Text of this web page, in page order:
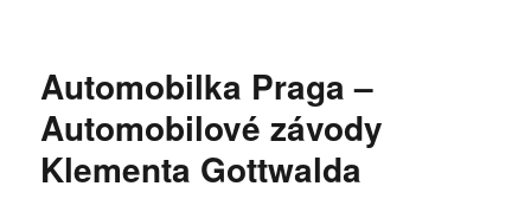
Automobilka Praga –
Automobilové závody
Klementa Gottwalda